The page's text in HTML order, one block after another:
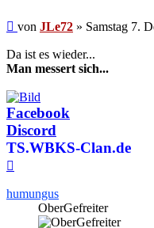
Beitrag
von JLe72 » Samstag 7.
Da ist es wieder...
Man messert sich...
Facebook
Discord
TS.WBKS-Clan.de
humungus
OberGefreiter